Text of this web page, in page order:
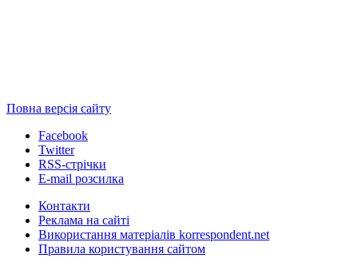
Повна версія сайту
Facebook
Twitter
RSS-стрічки
E-mail розсилка
Контакти
Реклама на сайті
Використання матеріалів korrespondent.net
Правила користування сайтом